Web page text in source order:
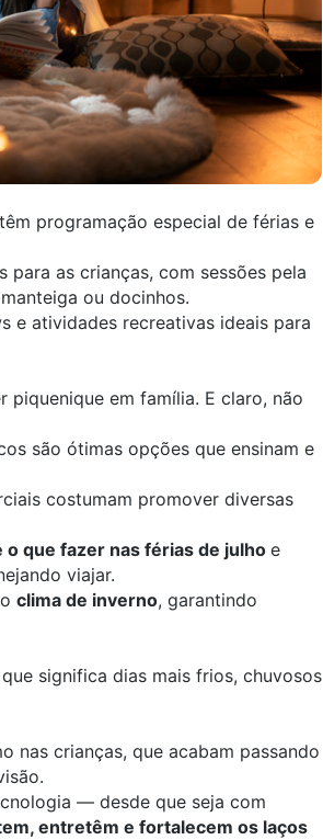
têm programação especial de férias e
as crianças, com sessões pela
ou docinhos.
e atividades recreativas ideais para
em família. E claro, não
são ótimas opções que ensinam e
costumam promover diversas
o que fazer nas férias de julho e
viajar.
clima de inverno, garantindo
significa dias mais frios, chuvosos
nas crianças, que acabam passando
— desde que seja com
entretêm e fortalecem os laços